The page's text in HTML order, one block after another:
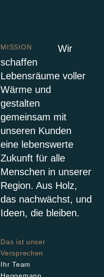
MISSION
Wir
schaffen
Lebensräume voller
Wärme und
gestalten
gemeinsam mit
unseren Kunden
eine lebenswerte
Zukunft für alle
Menschen in unserer
Region. Aus Holz,
das nachwächst, und
Ideen, die bleiben.
Das ist unser
Versprechen
Ihr Team